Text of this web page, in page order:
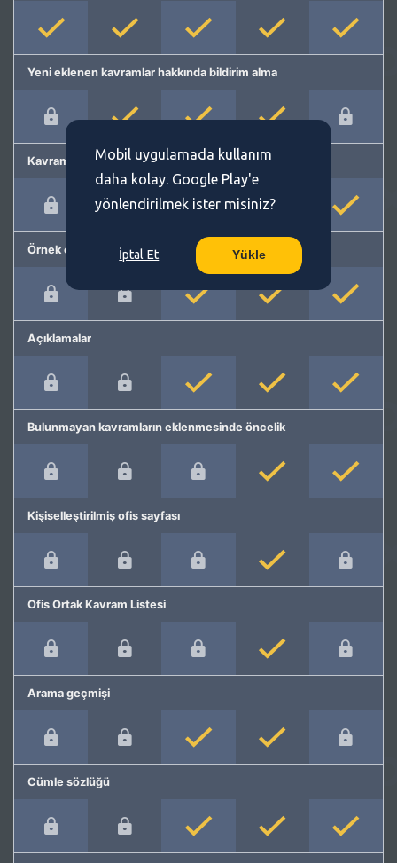
Yeni eklenen kavramlar hakkında bildirim alma
Kavram önerme
Örnek cümleler
Açıklamalar
Bulunmayan kavramların eklenmesinde öncelik
Kişiselleştirilmiş ofis sayfası
Ofis Ortak Kavram Listesi
Arama geçmişi
Cümle sözlüğü
Mobil uygulamada kullanım
daha kolay. Google Play'e
yönlendirilmek ister misiniz?
İptal Et Yükle